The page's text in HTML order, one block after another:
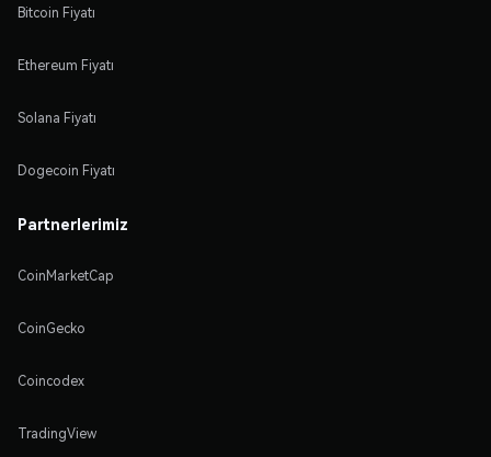
Bitcoin Fiyatı
Ethereum Fiyatı
Solana Fiyatı
Dogecoin Fiyatı
Partnerlerimiz
CoinMarketCap
CoinGecko
Coincodex
TradingView